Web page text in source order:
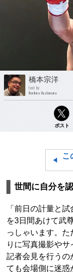
橋本宗洋
text by
Norihiro Hashimoto
ポスト
こ
世間に自分を
「前日の計量と
を3日間あけて武
っしゃいます。
りに写真撮影やサ
記者会見を行うの
ても会場側に迷惑